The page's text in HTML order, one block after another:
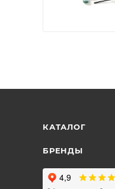
КАТАЛОГ
БРЕНДЫ